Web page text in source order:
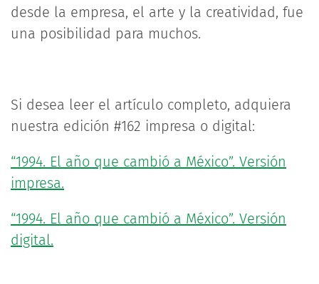
desde la empresa, el arte y la creatividad, fue
una posibilidad para muchos.
Si desea leer el artículo completo, adquiera
nuestra edición #162 impresa o digital:
“1994. El año que cambió a México”. Versión
impresa.
“1994. El año que cambió a México”. Versión
digital.